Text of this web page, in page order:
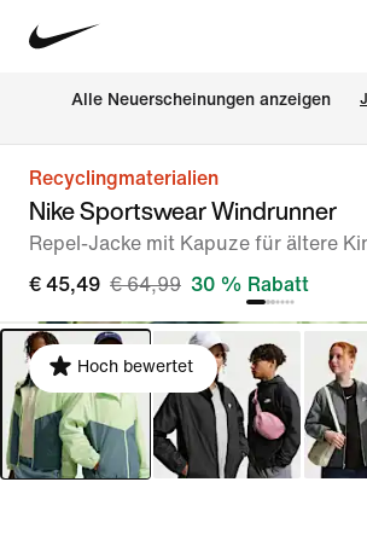
Alle Neuerscheinungen anzeigen
Recyclingmaterialien
Nike Sportswear Windrunner
Repel-Jacke mit Kapuze für ältere
€ 45,49 € 64,99 30 % Rabatt
Hoch bewertet